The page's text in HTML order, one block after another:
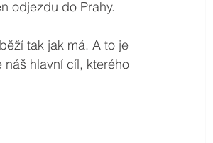
odjezdu do Prahy.
tak jak má. A to je
hlavní cíl, kterého